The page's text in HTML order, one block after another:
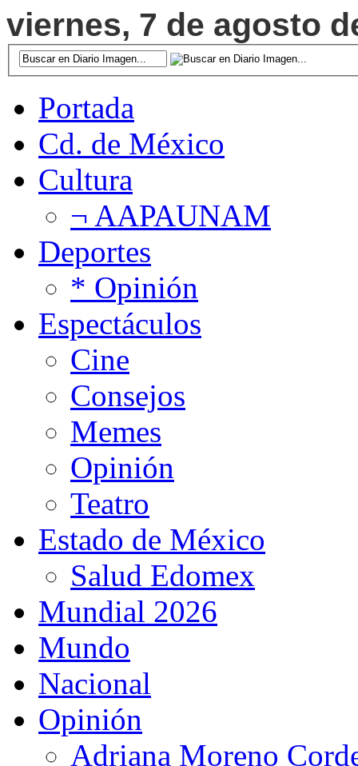
viernes, 7 de agosto
Portada
Cd. de México
Cultura
¬ AAPAUNAM
Deportes
* Opinión
Espectáculos
Cine
Consejos
Memes
Opinión
Teatro
Estado de México
Salud Edomex
Mundial 2026
Mundo
Nacional
Opinión
Adriana Moreno